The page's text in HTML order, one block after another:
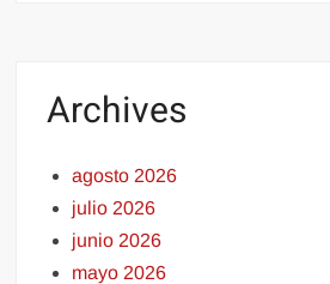
Archives
agosto 2026
julio 2026
junio 2026
mayo 2026